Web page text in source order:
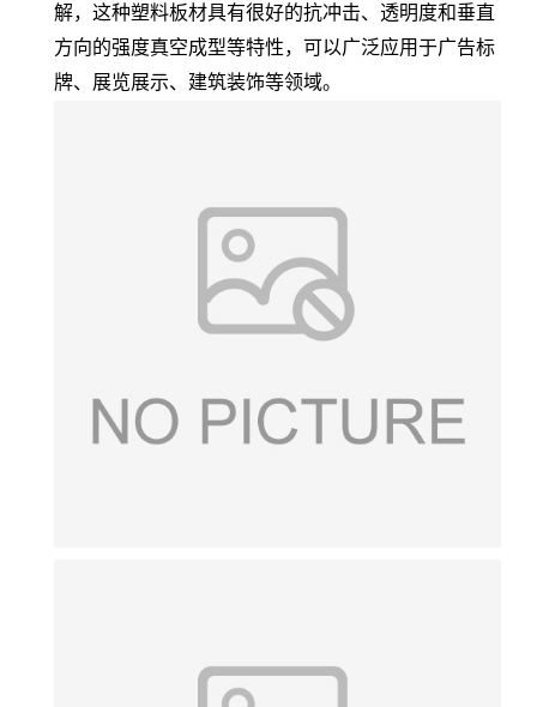
解，这种塑料板材具有很好的抗冲击、透明度和垂直
方向的强度真空成型等特性，可以广泛应用于广告标
牌、展览展示、建筑装饰等领域。